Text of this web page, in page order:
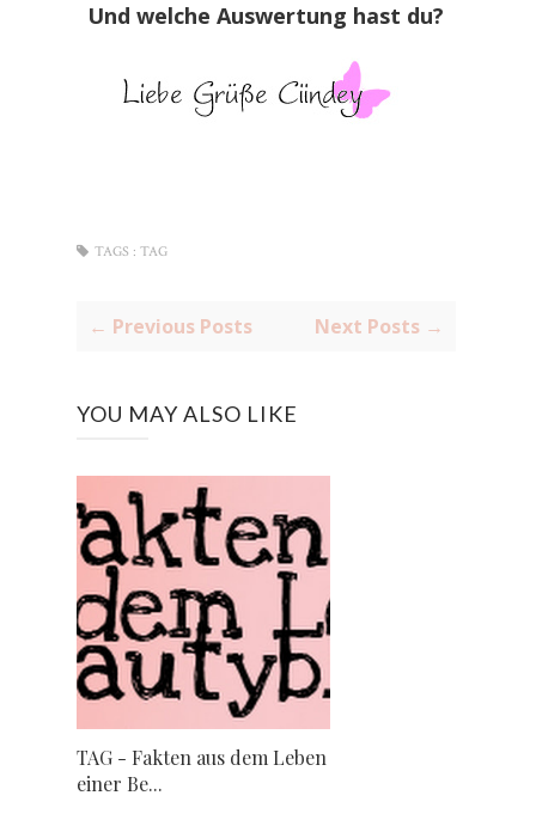
Und welche Auswertung hast du?
TAGS : TAG
← Previous Posts Next Posts →
YOU MAY ALSO LIKE
TAG - Fakten aus dem Leben
einer Be...